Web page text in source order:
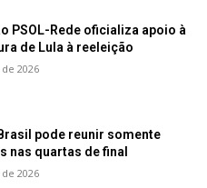
PSOL-Rede oficializa apoio à
de Lula à reeleição
2026
pode reunir somente
nas quartas de final
2026